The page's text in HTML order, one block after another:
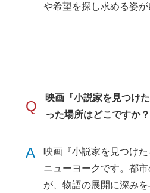
や希望を探し求める姿が
Q
映画『小説家を見つけ
った場所はどこですか？
A
映画『小説家を見つけ
ニューヨークです。都
が、物語の展開に深み